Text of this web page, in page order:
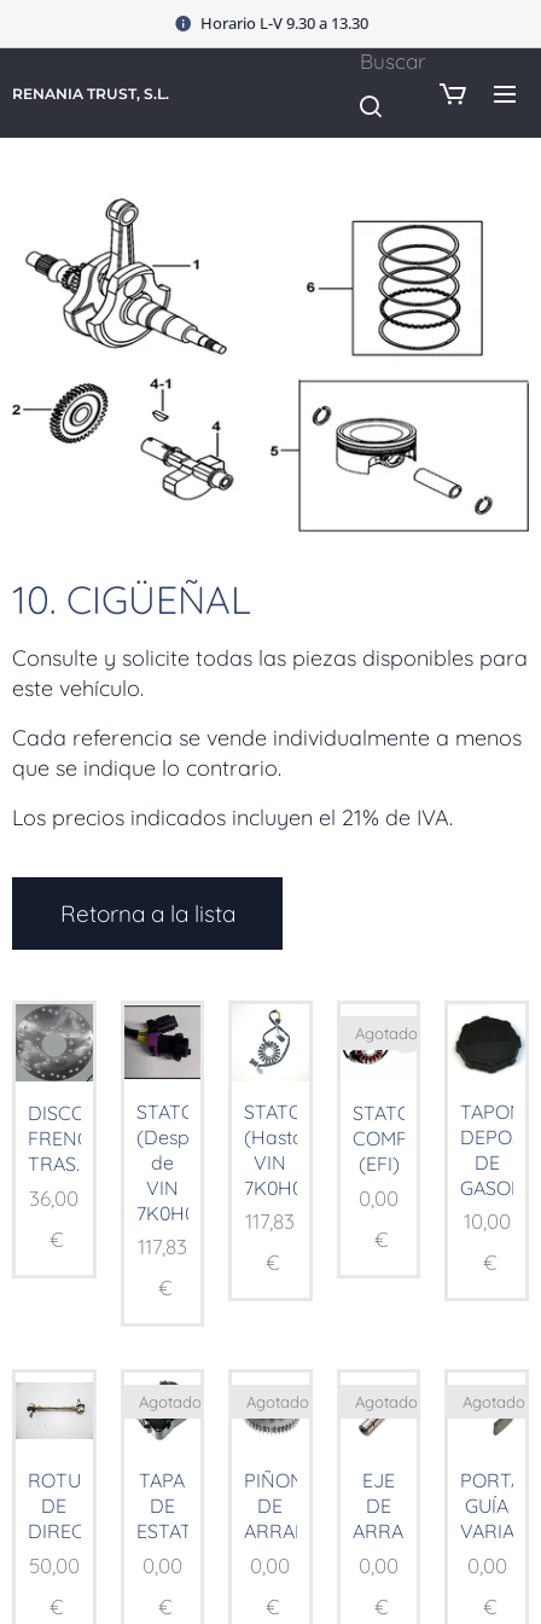
Horario L-V 9.30 a 13.30
RENANIA TRUST, S.L.
Buscar
10. CIGÜEÑAL
Consulte y solicite todas las piezas disponibles para
este vehículo.
Cada referencia se vende individualmente a menos
que se indique lo contrario.
Los precios indicados incluyen el 21% de IVA.
Retorna a la lista
DISCO
FRENO
TRAS.
36,00
€
STATOR
(Después
de
VIN
7K0H01185)
117,83
€
STATOR
(Hasta
VIN
7K0H01185)
117,83
€
STATOR
COMP.
(EFI)
Agotado
0,00
€
TAPON
DE
10,00
€
ROTULAS
DE
DIRECCION
50,00
€
TAPA
DE
ESTATOR
Agotado
0,00
€
PIÑON
DE
ARRANQUE
Agotado
0,00
€
EJE
DE
ARRANQUE
Agotado
0,00
€
PORTA
GUÍA
Agotado
0,00
€